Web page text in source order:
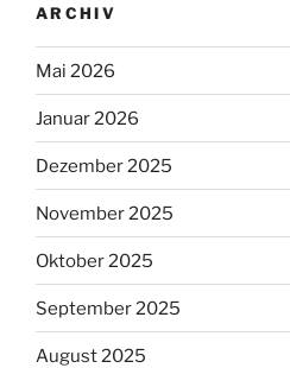
ARCHIV
Mai 2026
Januar 2026
Dezember 2025
November 2025
Oktober 2025
September 2025
August 2025